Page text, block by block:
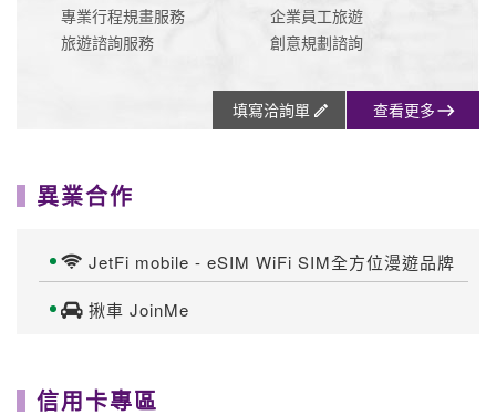
專業行程規畫服務
旅遊諮詢服務
企業員工旅遊
創意規劃諮詢
填寫洽詢單 查看更多
異業合作
JetFi mobile - eSIM WiFi SIM全方位漫遊品牌
揪車 JoinMe
信用卡專區